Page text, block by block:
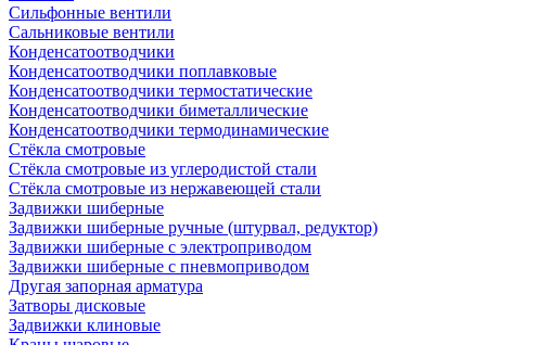
Сильфонные вентили
Сальниковые вентили
Конденсатоотводчики
Конденсатоотводчики поплавковые
Конденсатоотводчики термостатические
Конденсатоотводчики биметаллические
Конденсатоотводчики термодинамические
Стёкла смотровые
Стёкла смотровые из углеродистой стали
Стёкла смотровые из нержавеющей стали
Задвижки шиберные
Задвижки шиберные ручные (штурвал, редуктор)
Задвижки шиберные с электроприводом
Задвижки шиберные с пневмоприводом
Другая запорная арматура
Затворы дисковые
Задвижки клиновые